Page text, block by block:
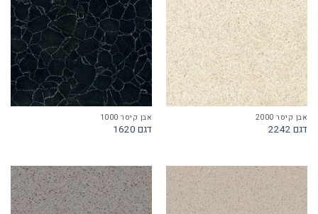
אבן קיסר 2000
דגם 2242
אבן קיסר 1000
דגם 1620